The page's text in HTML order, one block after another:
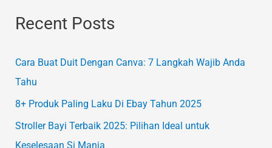
r
o
r
Recent Posts
Cara Buat Duit Dengan Canva: 7 Langkah Wajib Anda
Tahu
8+ Produk Paling Laku Di Ebay Tahun 2025
Stroller Bayi Terbaik 2025: Pilihan Ideal untuk
Keselesaan Si Manja